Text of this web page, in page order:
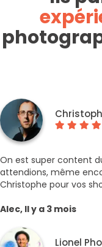
On est super content
attendions, même
Christophe pour vos
Alec, Il y a 3 mois
Lionel